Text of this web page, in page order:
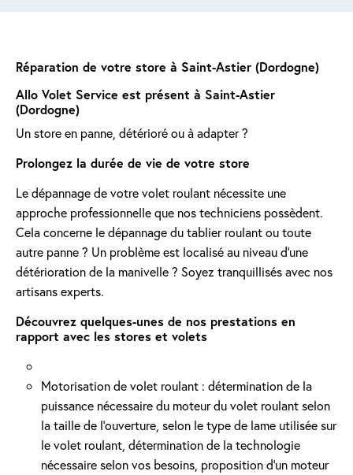
Réparation de votre store à Saint-Astier (Dordogne)
Allo Volet Service est présent à Saint-Astier
(Dordogne)
Un store en panne, détérioré ou à adapter ?
Prolongez la durée de vie de votre store
Le dépannage de votre volet roulant nécessite une
approche professionnelle que nos techniciens possèdent.
Cela concerne le dépannage du tablier roulant ou toute
autre panne ? Un problème est localisé au niveau d'une
détérioration de la manivelle ? Soyez tranquillisés avec nos
artisans experts.
Découvrez quelques-unes de nos prestations en
rapport avec les stores et volets
Motorisation de volet roulant : détermination de la
puissance nécessaire du moteur du volet roulant selon
la taille de l’ouverture, selon le type de lame utilisée sur
le volet roulant, détermination de la technologie
nécessaire selon vos besoins, proposition d'un moteur